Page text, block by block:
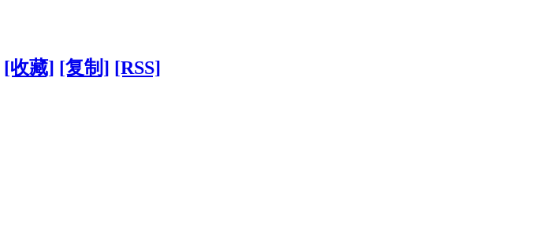
[收藏] [复制] [RSS]